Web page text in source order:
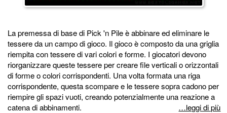
La premessa di base di Pick 'n Pile è abbinare ed eliminare le
tessere da un campo di gioco. Il gioco è composto da una griglia
riempita con tessere di vari colori e forme. I giocatori devono
riorganizzare queste tessere per creare file verticali o orizzontali
di forme o colori corrispondenti. Una volta formata una riga
corrispondente, questa scompare e le tessere sopra cadono per
riempire gli spazi vuoti, creando potenzialmente una reazione a
catena di abbinamenti.
…leggi di più